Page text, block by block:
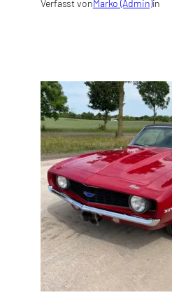
Verfasst vonMarko (Admin)in